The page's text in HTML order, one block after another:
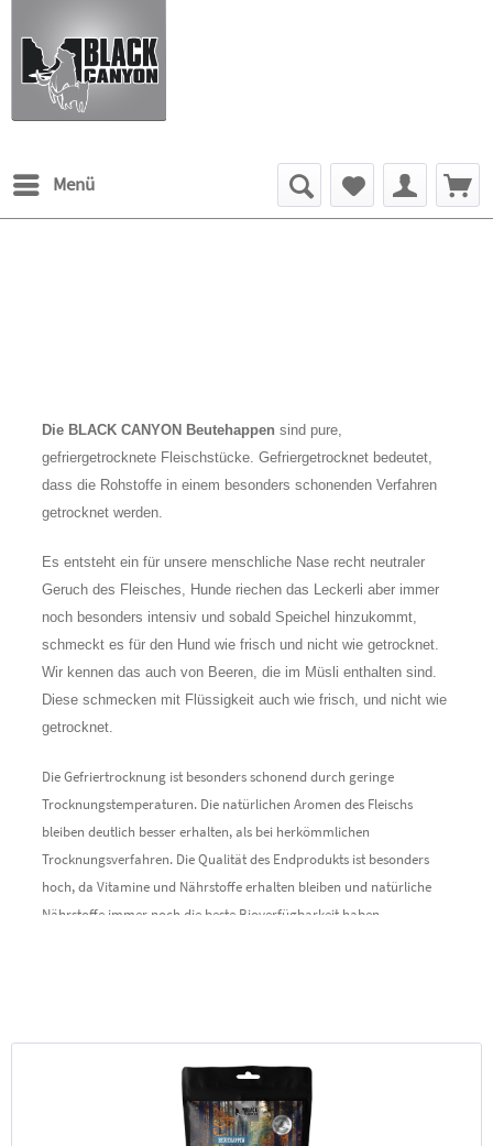
Menü
Die BLACK CANYON Beutehappen sind pure,
gefriergetrocknete Fleischstücke. Gefriergetrocknet bedeutet,
dass die Rohstoffe in einem besonders schonenden Verfahren
getrocknet werden.
Es entsteht ein für unsere menschliche Nase recht neutraler
Geruch des Fleisches, Hunde riechen das Leckerli aber immer
noch besonders intensiv und sobald Speichel hinzukommt,
schmeckt es für den Hund wie frisch und nicht wie getrocknet.
Wir kennen das auch von Beeren, die im Müsli enthalten sind.
Diese schmecken mit Flüssigkeit auch wie frisch, und nicht wie
getrocknet.
Die Gefriertrocknung ist besonders schonend durch geringe
Trocknungstemperaturen. Die natürlichen Aromen des Fleischs
bleiben deutlich besser erhalten, als bei herkömmlichen
Trocknungsverfahren. Die Qualität des Endprodukts ist besonders
hoch, da Vitamine und Nährstoffe erhalten bleiben und natürliche
Nährstoffe immer noch die beste Bioverfügbarkeit haben.